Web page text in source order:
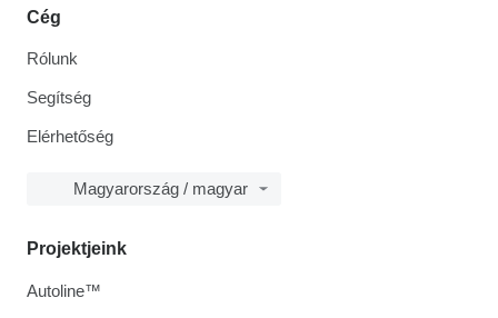
Cég
Rólunk
Segítség
Elérhetőség
Magyarország / magyar
Projektjeink
Autoline™